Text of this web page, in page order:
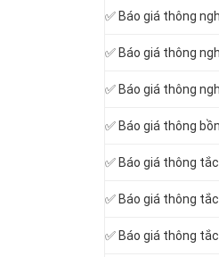
✅ Báo giá thông
✅ Báo giá thông
✅ Báo giá thông
✅ Báo giá thông
✅ Báo giá thông
✅ Báo giá thông
✅ Báo giá thông